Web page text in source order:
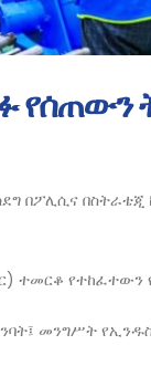
በፖሊሲና
ተመርቆ የተከፈተውን
መንግሥት